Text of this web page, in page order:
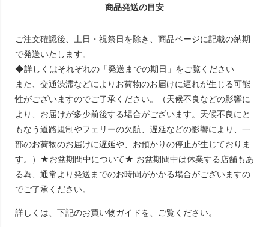
商品発送の目安
ご注文確認後、土日・祝祭日を除き、商品ページに記載の納期
で発送いたします。
◆詳しくはそれぞれの「発送までの期日」をご覧ください
また、交通渋滞などによりお荷物のお届けに遅れが生じる可能
性がございますのでご了承ください。（天候不良などの影響に
より、お届けが多少前後する場合がございます。天候不良にと
もなう道路規制やフェリーの欠航、遅延などの影響により、一
部のお荷物のお届けに遅延や、お預かりの停止が生じておりま
す。）★お盆期間中について★ お盆期間中は休業する店舗もあ
る為、通常より発送までのお時間がかかる場合がございますの
でご了承ください。
詳しくは、下記のお買い物ガイドを、ご覧ください。